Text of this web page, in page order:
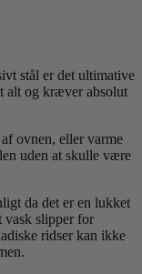
stål er det ultimative
alt og kræver absolut
ovnen, eller varme
uden at skulle være
da det er en lukket
vask slipper for
ridser kan ikke